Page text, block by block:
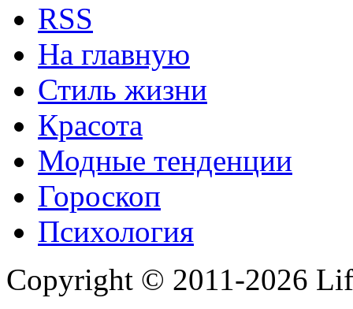
RSS
На главную
Стиль жизни
Красота
Модные тенденции
Гороскоп
Психология
Copyright © 2011-2026